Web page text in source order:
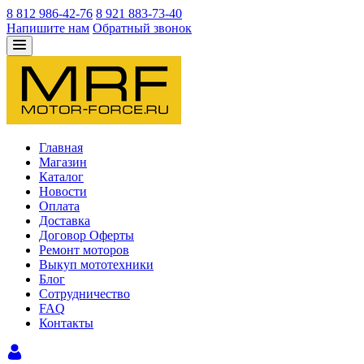
8 812 986-42-76 8 921 883-73-40
Напишите нам Обратный звонок
Главная
Магазин
Каталог
Новости
Оплата
Доставка
Договор Оферты
Ремонт моторов
Выкуп мототехники
Блог
Сотрудничество
FAQ
Контакты